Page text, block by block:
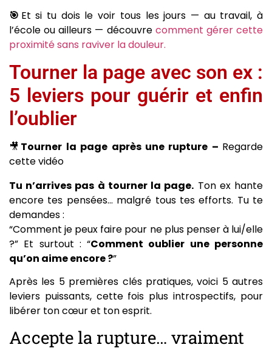
🎯 Et si tu dois le voir tous les jours — au travail, à
l’école ou ailleurs — découvre comment gérer cette
proximité sans raviver la douleur.
Tourner la page avec son ex :
5 leviers pour guérir et enfin
l’oublier
🎥 Tourner la page après une rupture – Regarde
cette vidéo
Tu n’arrives pas à tourner la page. Ton ex hante
encore tes pensées… malgré tous tes efforts. Tu te
demandes :
“Comment je peux faire pour ne plus penser à lui/elle
?” Et surtout : “Comment oublier une personne
qu’on aime encore ?”
Après les 5 premières clés pratiques, voici 5 autres
leviers puissants, cette fois plus introspectifs, pour
libérer ton cœur et ton esprit.
Accepte la rupture… vraiment